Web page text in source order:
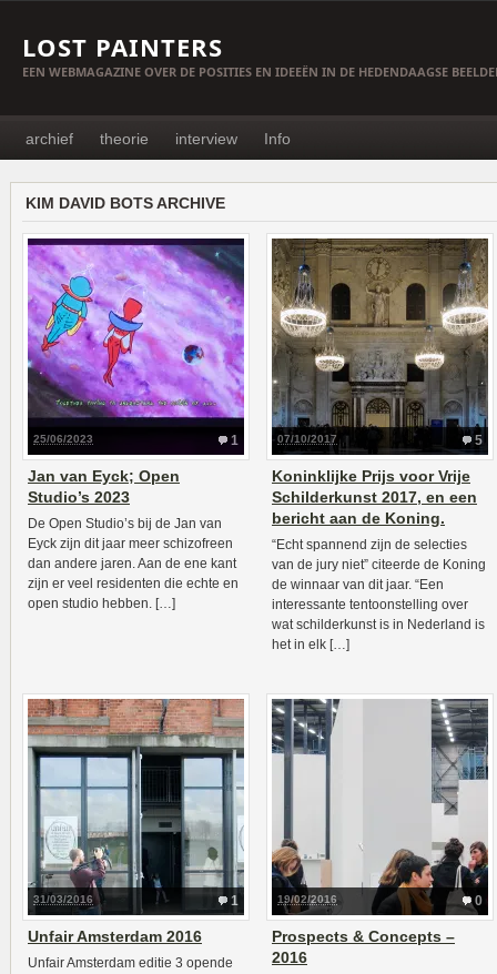
LOST PAINTERS
EEN WEBMAGAZINE OVER DE POSITIES EN IDEEËN IN DE HEDENDAAGSE
archief theorie interview Info
KIM DAVID BOTS ARCHIVE
1
25/06/2023
Jan van Eyck; Open
Studio’s 2023
De Open Studio’s bij de Jan van
Eyck zijn dit jaar meer schizofreen
dan andere jaren. Aan de ene kant
zijn er veel residenten die echte en
open studio hebben. […]
5
07/10/2017
Koninklijke Prijs voor Vrije
Schilderkunst 2017, en een
bericht aan de Koning.
“Echt spannend zijn de selecties
van de jury niet” citeerde de Koning
de winnaar van dit jaar. “Een
interessante tentoonstelling over
wat schilderkunst is in Nederland is
het in elk […]
1
31/03/2016
Unfair Amsterdam 2016
Unfair Amsterdam editie 3 opende
0
19/02/2016
Prospects & Concepts –
2016